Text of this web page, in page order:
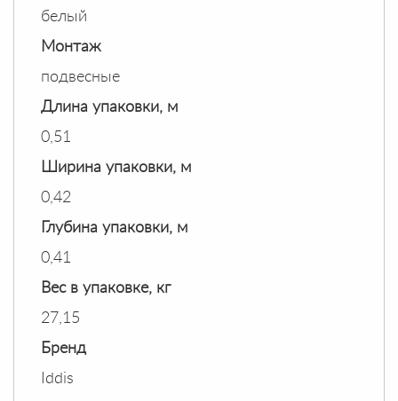
белый
Монтаж
подвесные
Длина упаковки, м
0,51
Ширина упаковки, м
0,42
Глубина упаковки, м
0,41
Вес в упаковке, кг
27,15
Бренд
Iddis